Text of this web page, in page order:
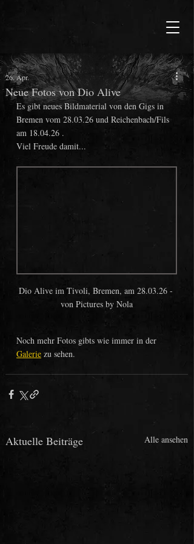
Neue Fotos von Dio Alive
26. Apr.
Es gibt neues Bildmaterial von den Gigs in
Bremen vom 28.03.26 und Reichenbach/Fils
am 18.04.26 .
Viel Freude damit...
Dio Alive im Tivoli, Bremen, am 28.03.26 -
von Pictures by Nola
Noch mehr Fotos gibts wie immer in der
Galerie zu sehen.
Aktuelle Beiträge Alle ansehen